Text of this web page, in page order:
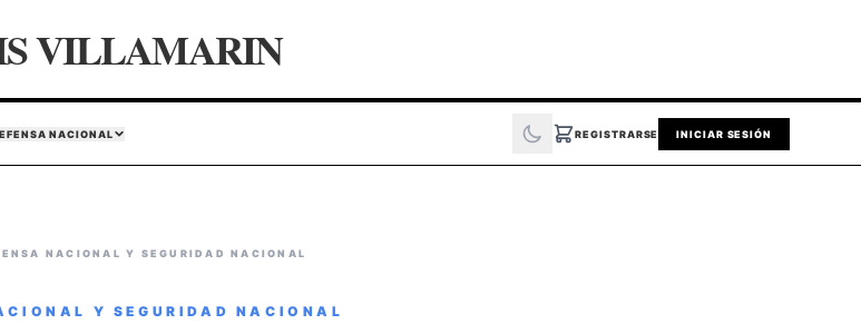
VILLAMARIN
NACIONAL REGISTRARSE INICIAR SESIÓN
NACIONAL Y SEGURIDAD NACIONAL
Y SEGURIDAD NACIONAL